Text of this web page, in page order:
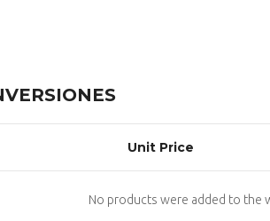
Unit Price
No products were added to the